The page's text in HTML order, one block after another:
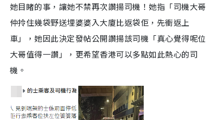
她目睹的事，讓她不禁再次讚揚司機！她指「司機大哥
仲拎住幾袋野送埋婆婆入大廈比返袋佢，先衝返上
車」，她因此決定發帖公開讚揚該司機「真心覺得呢位
大哥值得一讚」，更希望香港可以多點如此熱心的司
機。